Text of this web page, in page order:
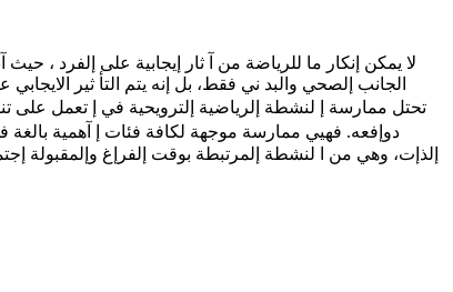
لا يمكن إنكار ما للرياضة من آ ثار إيجابية على إلفرد ،
الجانب إلصحي والبد ني فقط، بل إنه يتم التأ ثير